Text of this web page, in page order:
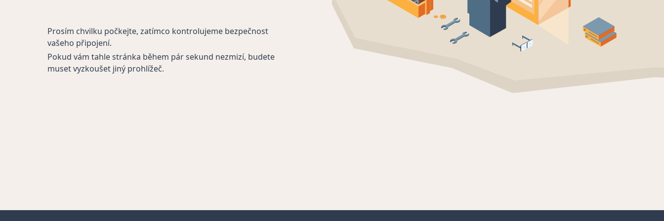
Prosím chvilku počkejte, zatímco kontrolujeme bezpečnost
vašeho připojení.
Pokud vám tahle stránka během pár sekund nezmizí, budete
muset vyzkoušet jiný prohlížeč.